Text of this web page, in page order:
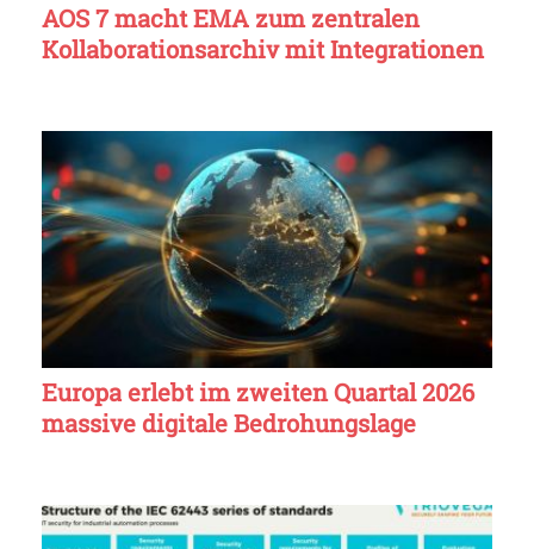
AOS 7 macht EMA zum zentralen
Kollaborationsarchiv mit Integrationen
Europa erlebt im zweiten Quartal 2026
massive digitale Bedrohungslage